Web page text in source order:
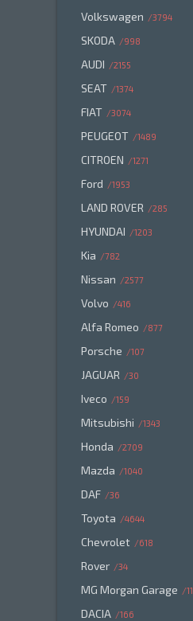
Volkswagen 3794
SKODA 998
AUDI 2155
SEAT 1374
FIAT 3074
PEUGEOT 1489
CITROEN 1271
Ford 1953
LAND ROVER 285
HYUNDAI 1203
Kia 782
Nissan 2577
Volvo 416
Alfa Romeo 877
Porsche 107
JAGUAR 30
Iveco 159
Mitsubishi 1343
Honda 2709
Mazda 1040
DAF 36
Toyota 4644
Chevrolet 618
Rover 34
MG Morgan Garage 11
DACIA 166